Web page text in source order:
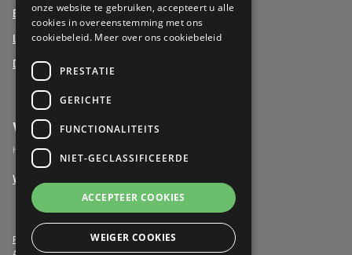
Elysia Park, Antwerpen
La Vigie, Koksijde
Duinenzee, De Panne
Vrijwilligers
Het verschil maken als vrijwilliger
Word vrijwilliger
Privacy- & Cookiebeleid
onze website te gebruiken, accepteert u alle
cookies in overeenstemming met ons
cookiebeleid. Meer over ons cookiebeleid
PRESTATIE
GERICHTE
FUNCTIONALITEITS
NIET-GECLASSIFICEERDE
ACCEPTEER COOKIES
WEIGER COOKIES